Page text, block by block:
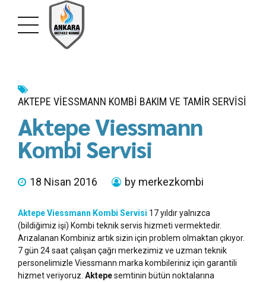
AKTEPE VIESSMANN KOMBI BAKIM VE TAMIR SERVISI
Aktepe Viessmann
Kombi Servisi
18 Nisan 2016 by merkezkombi
Aktepe Viessmann Kombi Servisi 17 yıldır yalnızca
(bildiğimiz işi) Kombi teknik servis hizmeti vermektedir.
Arızalanan Kombiniz artık sizin için problem olmaktan çıkıyor.
7 gün 24 saat çalışan çağrı merkezimiz ve uzman teknik
personelimizle Viessmann marka kombileriniz için garantili
hizmet veriyoruz. Aktepesemtinin bütün noktalarına